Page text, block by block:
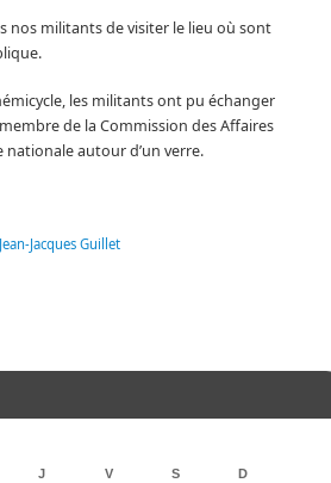
nos militants de visiter le lieu où sont
les militants ont pu échanger
membre de la Commission des Affaires
nationale autour d’un verre.
Jean-Jacques Guillet
J V S D